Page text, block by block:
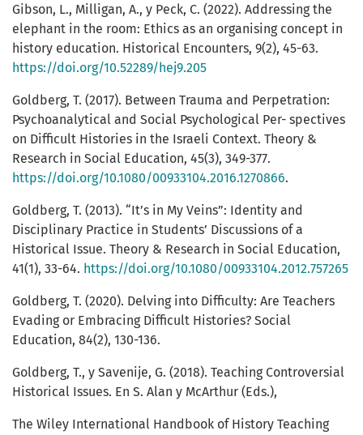
Gibson, L., Milligan, A., y Peck, C. (2022). Addressing the
elephant in the room: Ethics as an organising concept in
history education. Historical Encounters, 9(2), 45-63.
https://doi.org/10.52289/hej9.205
Goldberg, T. (2017). Between Trauma and Perpetration:
Psychoanalytical and Social Psychological Per- spectives
on Difficult Histories in the Israeli Context. Theory &
Research in Social Education, 45(3), 349-377.
https://doi.org/10.1080/00933104.2016.1270866.
Goldberg, T. (2013). “It’s in My Veins”: Identity and
Disciplinary Practice in Students’ Discussions of a
Historical Issue. Theory & Research in Social Education,
41(1), 33-64. https://doi.org/10.1080/00933104.2012.757265
Goldberg, T. (2020). Delving into Difficulty: Are Teachers
Evading or Embracing Difficult Histories? Social
Education, 84(2), 130-136.
Goldberg, T., y Savenije, G. (2018). Teaching Controversial
Historical Issues. En S. Alan y McArthur (Eds.),
The Wiley International Handbook of History Teaching